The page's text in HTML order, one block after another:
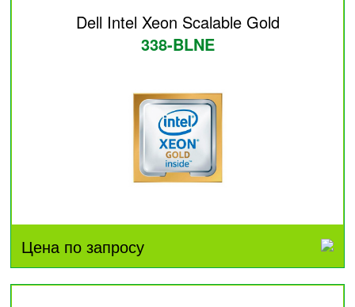
Dell Intel Xeon Scalable Gold
338-BLNE
Цена по запросу